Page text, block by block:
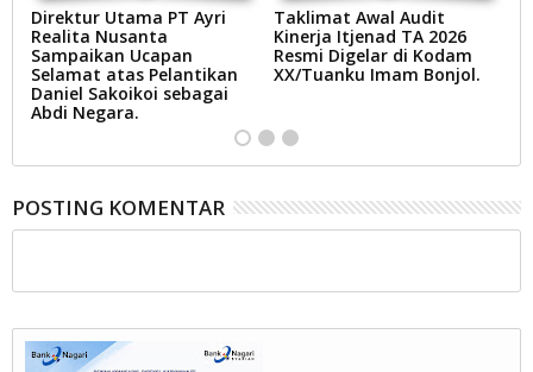
Direktur Utama PT Ayri
Realita Nusanta
Sampaikan Ucapan
Selamat atas Pelantikan
Daniel Sakoikoi sebagai
Abdi Negara.
Taklimat Awal Audit
Kinerja Itjenad TA 2026
Resmi Digelar di Kodam
XX/Tuanku Imam Bonjol.
POSTING KOMENTAR